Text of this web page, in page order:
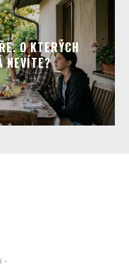
O KTERÝCH
NEVÍTE?
-